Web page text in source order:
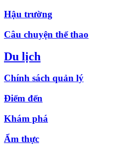
Hậu trường
Câu chuyện thể thao
Du lịch
Chính sách quản lý
Điểm đến
Khám phá
Ẩm thực